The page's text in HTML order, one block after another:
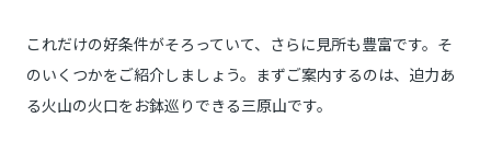
これだけの好条件がそろっていて、さらに見所も豊富です。そ
のいくつかをご紹介しましょう。まずご案内するのは、迫力あ
る火山の火口をお鉢巡りできる三原山です。